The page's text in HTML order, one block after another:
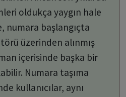
oldukça yaygın hale
numara başlangıçta
üzerinden alınmış
içerisinde başka bir
Numara taşıma
kullanıcılar, aynı